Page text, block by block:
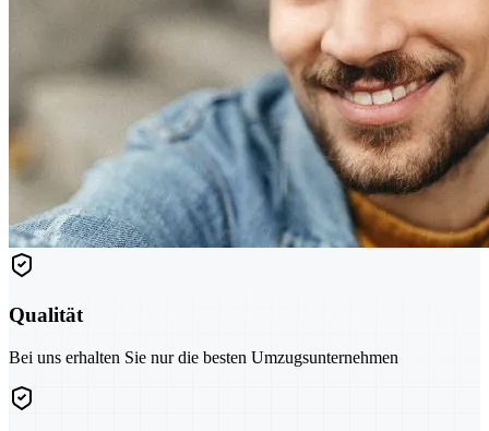
Qualität
Bei uns erhalten Sie nur die besten Umzugsunternehmen